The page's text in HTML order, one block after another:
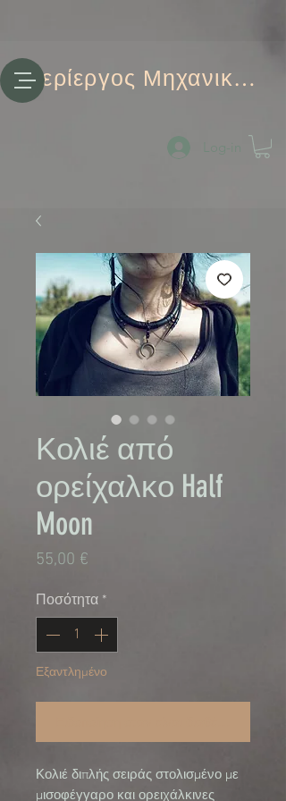
Περίεργος Μηχανικός
Log-in
Κολιέ από
ορείχαλκο Half
Moon
55,00 €
Ποσότητα *
Εξαντλημένο
Κολιέ διπλής σειράς στολισμένο με
μισοφέγγαρο και ορειχάλκινες